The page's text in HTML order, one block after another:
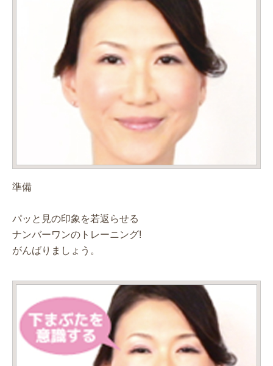
準備
パッと見の印象を若返らせる
ナンバーワンのトレーニング!
がんばりましょう。